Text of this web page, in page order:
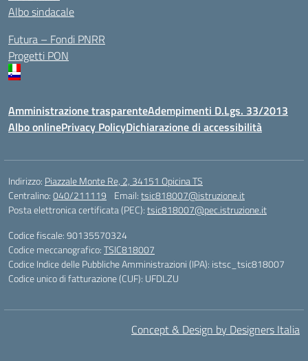
Albo sindacale
Futura – Fondi PNRR
Progetti PON
Amministrazione trasparenteAdempimenti D.Lgs. 33/2013
Albo onlinePrivacy PolicyDichiarazione di accessibilità
Indirizzo: Piazzale Monte Re, 2, 34151 Opicina TS
Centralino:040/211119 Email:tsic818007@istruzione.it
Posta elettronica certificata (PEC):tsic818007@pec.istruzione.it
Codice fiscale: 90135570324
Codice meccanografico:TSIC818007
Codice Indice delle Pubbliche Amministrazioni (IPA): istsc_tsic818007
Codice unico di fatturazione (CUF): UFDLZU
Concept & Design by Designers Italia